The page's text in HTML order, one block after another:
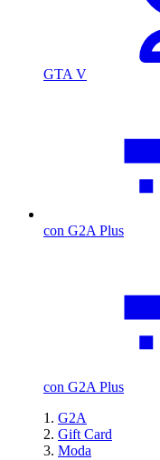
GTA V
con G2A Plus
con G2A Plus
G2A
Gift Card
Moda